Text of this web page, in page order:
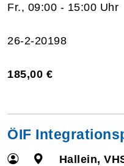
Fr., 09:00 - 15:00 Uhr
26-2-20198
185,00 €
ÖIF
Hallein,